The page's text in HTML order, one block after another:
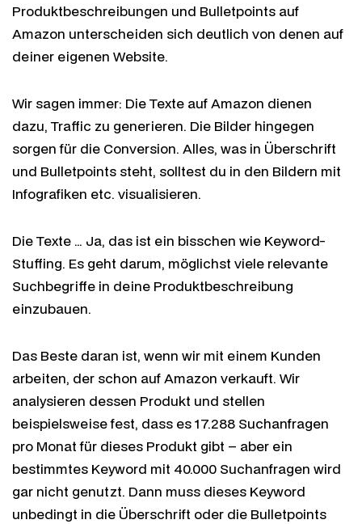
Produktbeschreibungen und Bulletpoints auf
Amazon unterscheiden sich deutlich von denen auf
deiner eigenen Website.
Wir sagen immer: Die Texte auf Amazon dienen
dazu, Traffic zu generieren. Die Bilder hingegen
sorgen für die Conversion. Alles, was in Überschrift
und Bulletpoints steht, solltest du in den Bildern mit
Infografiken etc. visualisieren.
Die Texte … Ja, das ist ein bisschen wie Keyword-
Stuffing. Es geht darum, möglichst viele relevante
Suchbegriffe in deine Produktbeschreibung
einzubauen.
Das Beste daran ist, wenn wir mit einem Kunden
arbeiten, der schon auf Amazon verkauft. Wir
analysieren dessen Produkt und stellen
beispielsweise fest, dass es 17.288 Suchanfragen
pro Monat für dieses Produkt gibt – aber ein
bestimmtes Keyword mit 40.000 Suchanfragen wird
gar nicht genutzt. Dann muss dieses Keyword
unbedingt in die Überschrift oder die Bulletpoints